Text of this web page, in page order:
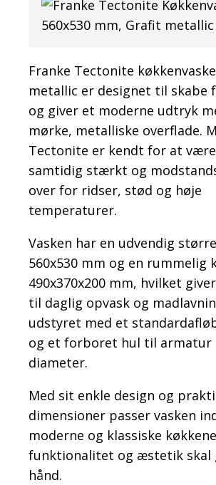
Franke Tectonite
metallic er designet til skabe
og giver et moderne udtryk
mørke, metalliske overflade.
Tectonite er kendt for at
samtidig stærkt og
over for ridser, stød og høje
temperaturer.
Vasken har en udvendig
560x530 mm og en rummelig
490x370x200 mm, hvilket
til daglig opvask og
udstyret med et
og et forboret hul til armatur
diameter.
Med sit enkle design og
dimensioner passer vasken
moderne og klassiske
funktionalitet og æstetik skal
hånd.